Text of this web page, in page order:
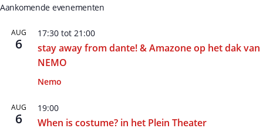
Aankomende evenementen
AUG
6
17:30 tot 21:00
stay away from dante! & Amazone op het dak van
NEMO
Nemo
AUG
6
19:00
When is costume? in het Plein Theater